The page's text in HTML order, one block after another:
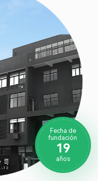
Fecha de
fundación
19
años